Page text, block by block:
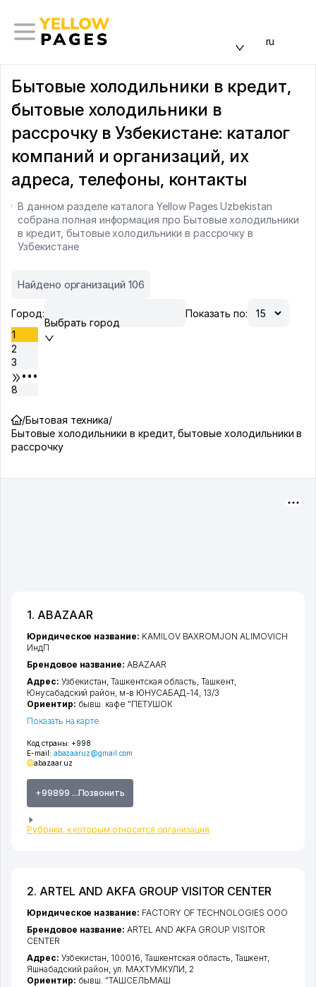
ru
Бытовые холодильники в кредит,
бытовые холодильники в
рассрочку в Узбекистане: каталог
компаний и организаций, их
адреса, телефоны, контакты
В данном разделе каталога Yellow Pages Uzbekistan
собрана полная информация про Бытовые холодильники
в кредит, бытовые холодильники в рассрочку в
Узбекистане
Найдено организаций 106
Город:
Выбрать город
Показать по:
1
2
3
•••
8
/Бытовая техника/
Бытовые холодильники в кредит, бытовые холодильники в
рассрочку
1. ABAZAAR
Код страны: +998
E-mail: abazaaruz@gmail.com
abazaar.uz
+99899 ...Позвонить
Рубрики, к которым относится организация
Юридическое название: KAMILOV BAXROMJON ALIMOVICH
ИндП
Брендовое название: ABAZAAR
Адрес: Узбекистан,Ташкентская область ,Ташкент,
Юнусабадский район м-в ЮНУСАБАД-14 , 13/3
Ориентир: бывш. кафе "ПЕТУШОК
Показать на карте
2. ARTEL AND AKFA GROUP VISITOR CENTER
Юридическое название: FACTORY OF TECHNOLOGIES ООО
Брендовое название: ARTEL AND AKFA GROUP VISITOR
CENTER
Адрес: Узбекистан, 100016, Ташкентская область, Ташкент,
Яшнабадский район,ул. МАХТУМКУЛИ, 2
Ориентир: бывш. "ТАШСЕЛЬМАШ